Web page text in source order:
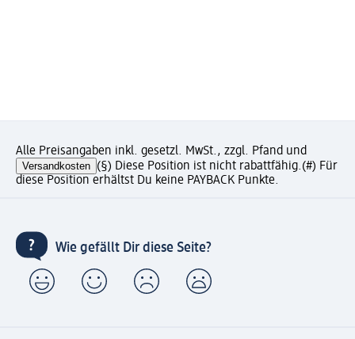
Alle Preisangaben inkl. gesetzl. MwSt., zzgl. Pfand und
Versandkosten (§) Diese Position ist nicht rabattfähig.(#) Für
diese Position erhältst Du keine PAYBACK Punkte.
Wie gefällt Dir diese Seite?